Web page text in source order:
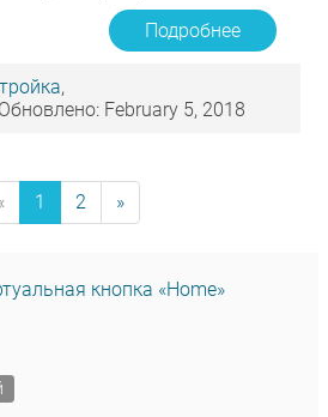
Подробнее
,
Обновлено: February 5, 2018
1 2 »
кнопка «Home»